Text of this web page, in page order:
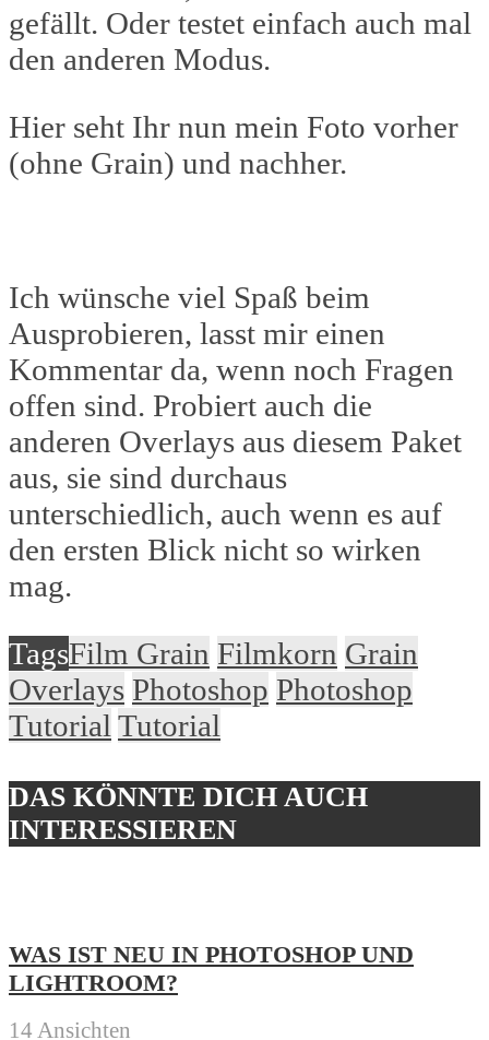
gefällt. Oder testet einfach auch mal
den anderen Modus.
Hier seht Ihr nun mein Foto vorher
(ohne Grain) und nachher.
Ich wünsche viel Spaß beim
Ausprobieren, lasst mir einen
Kommentar da, wenn noch Fragen
offen sind. Probiert auch die
anderen Overlays aus diesem Paket
aus, sie sind durchaus
unterschiedlich, auch wenn es auf
den ersten Blick nicht so wirken
mag.
TagsFilm Grain Filmkorn Grain
Overlays Photoshop Photoshop
Tutorial Tutorial
DAS KÖNNTE DICH AUCH
INTERESSIEREN
WAS IST NEU IN PHOTOSHOP UND
LIGHTROOM?
14 Ansichten